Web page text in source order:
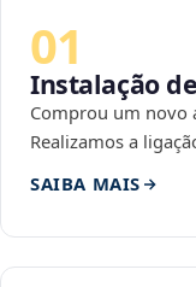
01
Instalação
Comprou um novo
Realizamos a
SAIBA MAIS